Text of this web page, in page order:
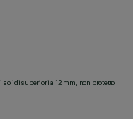
solidi superiori a 12 mm, non protetto